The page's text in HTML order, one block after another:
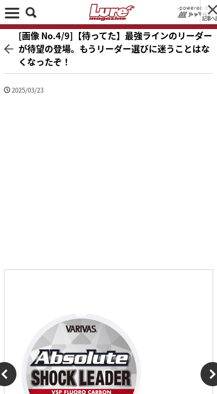
記事へ
[画像 No.4/9]【待ってた】最強ラインのリーダー
が待望の登場。もうリーダー選びに迷うことはな
くなったぞ！
2025/03/23